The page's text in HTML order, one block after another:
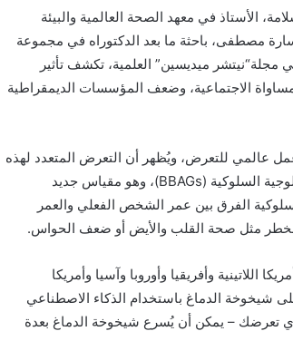
الأستاذ في معهد الصحة العالمية والبيئة
مصطفى، باحثة ما بعد الدكتوراه في مجموعة
مجلة“نيتشر ميديسين” العلمية، تكشف تأثير
الاجتماعية، وضعف المؤسسات الديمقراطية
لهذه
السلوكية (BBAGs)، وهو مقياس جديد
الفرق بين عمر الشخص الفعلي والعمر
الخطر مثل صحة القلب والأيض أو ضعف الحواس.
وأفريقيا وأوروبا وآسيا وأمريكا
على شيخوخة الدماغ باستخدام الذكاء الاصطناعي
أي تعرضك – يمكن أن يُسرع شيخوخة الدماغ بعدة